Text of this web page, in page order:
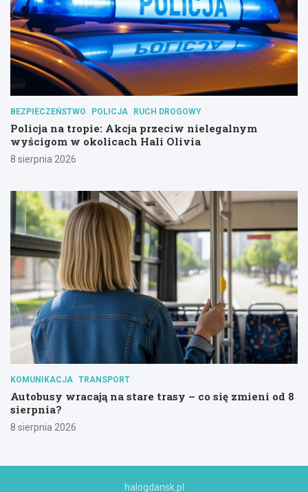
BEZPIECZEŃSTWO POLICJA RUCH DROGOWY
Policja na tropie: Akcja przeciw nielegalnym
wyścigom w okolicach Hali Olivia
8 sierpnia 2026
KOMUNIKACJA TRANSPORT
Autobusy wracają na stare trasy – co się zmieni od 8
sierpnia?
8 sierpnia 2026
halogdansk.pl